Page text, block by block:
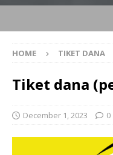
HOME TIKET DANA
Tiket dana
December 1, 2023 0